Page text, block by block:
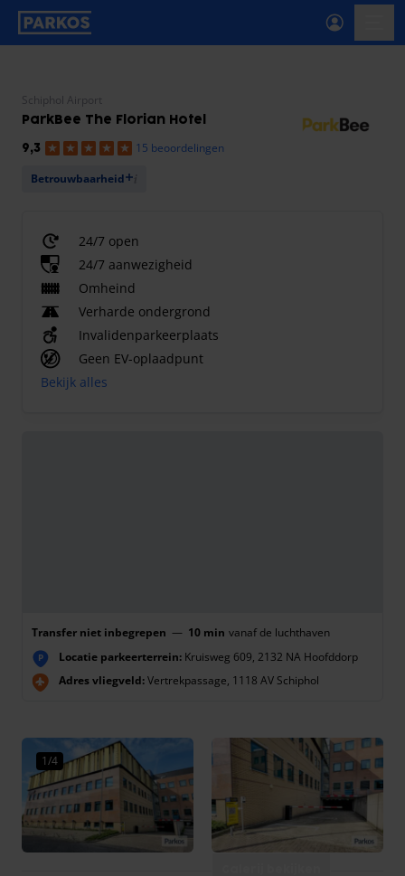
label-voor-primaire-navigatie
Schiphol Airport
ParkBee The Florian Hotel
9,3
15 beoordelingen
Betrouwbaarheid
24/7 open
24/7 aanwezigheid
Omheind
Verharde ondergrond
Invalidenparkeerplaats
Geen EV-oplaadpunt
Bekijk alles
Transfer niet inbegrepen — 10 min vanaf de luchthaven
P Locatie parkeerterrein: Kruisweg 609, 2132 NA Hoofddorp
Adres vliegveld:Vertrekpassage, 1118 AV Schiphol
1/4